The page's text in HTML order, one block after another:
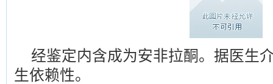
经鉴定内含成为安非拉酮。据医生
生依赖性。